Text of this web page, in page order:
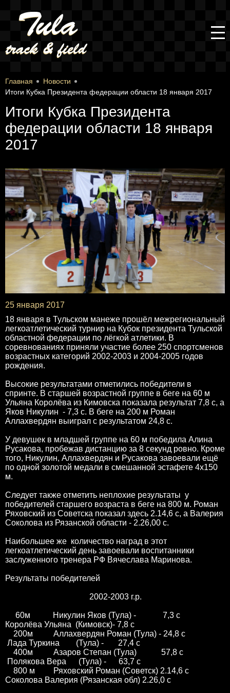
Главная
Новости
Итоги Кубка Президента федерации области 18 января 2017
Итоги Кубка Президента
федерации области 18 января
2017
25 января 2017
18 января в Тульском манеже прошёл межрегиональный
легкоатлетический турнир на Кубок президента Тульской
областной федерации по лёгкой атлетики. В
соревнованиях приняли участие более 250 спортсменов
возрастных категорий 2002-2003 и 2004-2005 годов
рождения.
Высокие результатами отметились победители в
спринте. В старшей возрастной группе в беге на 60 м
Ульяна Королёва из Кимовска показала результат 7,8 с, а
Яков Никулин - 7,3 с. В беге на 200 м Роман
Аллахвердян выиграл с результатом 24,8 с.
У девушек в младшей группе на 60 м победила Алина
Русакова, пробежав дистанцию за 8 секунд ровно. Кроме
того, Никулин, Аллахвердян и Русакова завоевали ещё
по одной золотой медали в смешанной эстафете 4х150
м.
Следует также отметить неплохие результаты у
победителей старшего возраста в беге на 800 м. Роман
Ряховский из Советска показал здесь 2.14,6 с, а Валерия
Соколова из Рязанской области - 2.26,00 с.
Наибольшее же количество наград в этот
легкоатлетический день завоевали воспитанники
заслуженного тренера РФ Вячеслава Маринова.
Результаты победителей
2002-2003 г.р.
60м Никулин Яков (Тула) - 7,3 с
Королёва Ульяна (Кимовск)- 7,8 с
200м Аллахвердян Роман (Тула) - 24,8 с
Лада Туркина (Тула) - 27,4 с
400м Азаров Степан (Тула) 57,8 с
Полякова Вера (Тула) - 63,7 с
800 м Ряховский Роман (Советск) 2.14,6 с
Соколова Валерия (Рязанская обл) 2.26,0 с